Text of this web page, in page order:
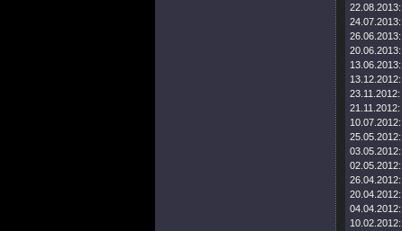
22.08.2013:
24.07.2013:
26.06.2013:
20.06.2013:
13.06.2013:
13.12.2012:
23.11.2012:
21.11.2012:
10.07.2012:
25.05.2012:
03.05.2012:
02.05.2012:
26.04.2012:
20.04.2012:
04.04.2012:
10.02.2012: